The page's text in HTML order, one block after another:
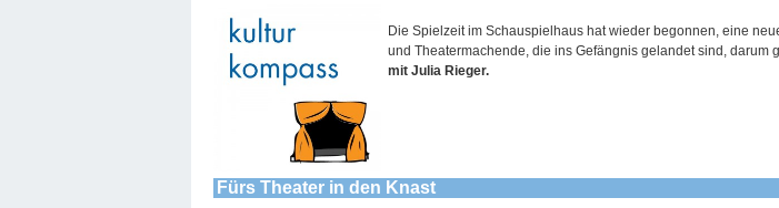
Die Spielzeit im Schauspielhaus hat wieder begonnen, eine
und Theatermachende, die ins Gefängnis gelandet sind, darum
mit Julia Rieger.
Fürs Theater in den Knast